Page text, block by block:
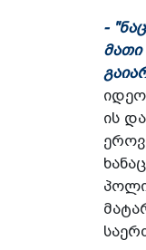
-
მათი
ის